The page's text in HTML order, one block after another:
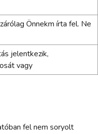
Önnekm írta fel. Ne
jelentkezik,
vagy
fel nem soryolt